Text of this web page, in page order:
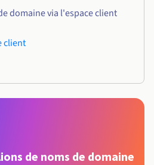
domaine via l'espace client
client
de noms de domaine